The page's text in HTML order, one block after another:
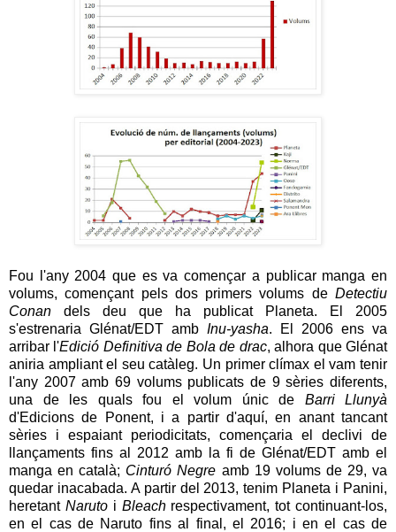
Fou l'any 2004 que es va començar a publicar manga en
volums, començant pels dos primers volums de Detectiu
Conan dels deu que ha publicat Planeta. El 2005
s'estrenaria Glénat/EDT amb Inu-yasha. El 2006 ens va
arribar l'Edició Definitiva de Bola de drac, alhora que Glénat
aniria ampliant el seu catàleg. Un primer clímax el vam tenir
l'any 2007 amb 69 volums publicats de 9 sèries diferents,
una de les quals fou el volum únic de Barri Llunyà
d'Edicions de Ponent, i a partir d'aquí, en anant tancant
sèries i espaiant periodicitats, començaria el declivi de
llançaments fins al 2012 amb la fi de Glénat/EDT amb el
manga en català; Cinturó Negre amb 19 volums de 29, va
quedar inacabada. A partir del 2013, tenim Planeta i Panini,
heretant Narutoi Bleachrespectivament, tot continuant-los,
en el cas de Naruto fins al final, el 2016; i en el cas de